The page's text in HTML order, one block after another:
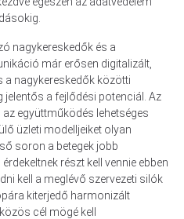
nagykereskedők és a
már erősen digitalizált,
a nagykereskedők közötti
a fejlődési potenciál. Az
együttműködés lehetséges
üzleti modelljeiket olyan
soron a betegek jobb
részt kell vennie ebben
kell a meglévő szervezeti silók
kiterjedő harmonizált
cél mögé kell